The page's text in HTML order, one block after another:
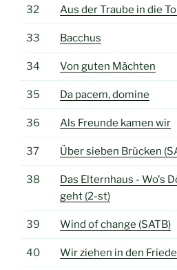
32 Aus der Traube in die
33 Bacchus
34 Von guten Mächten
35 Da pacem, domine
36 Als Freunde kamen wir
37 Über sieben Brücken
38
Das Elternhaus - Wo's
geht (2-st)
39 Wind of change (SATB)
40 Wir ziehen in den